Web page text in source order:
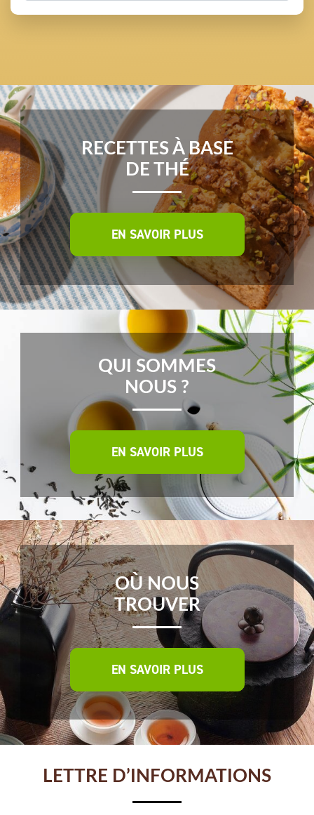
RECETTES À BASE
DE THÉ
EN SAVOIR PLUS
QUI SOMMES
NOUS ?
EN SAVOIR PLUS
OÙ NOUS
TROUVER
EN SAVOIR PLUS
LETTRE D’INFORMATIONS